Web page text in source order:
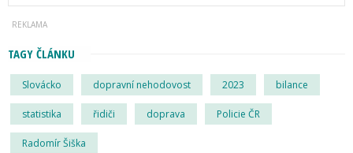
TAGY ČLÁNKU
Slovácko dopravní nehodovost 2023 bilance
statistika řidiči doprava Policie ČR
Radomír Šiška